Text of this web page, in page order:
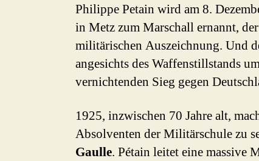
Philippe Petain wird am 8.
in Metz zum Marschall ernannt,
militärischen Auszeichnung. Und
angesichts des Waffenstillstands
vernichtenden Sieg gegen
1925, inzwischen 70 Jahre alt,
Absolventen der Militärschule zu
Gaulle. Pétain leitet eine massive